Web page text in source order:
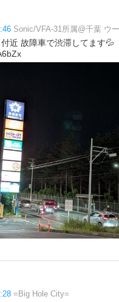
Sonic/VFA-31所属@千葉 ウ
近 故障車で渋滞してます💦
=Big Hole City=